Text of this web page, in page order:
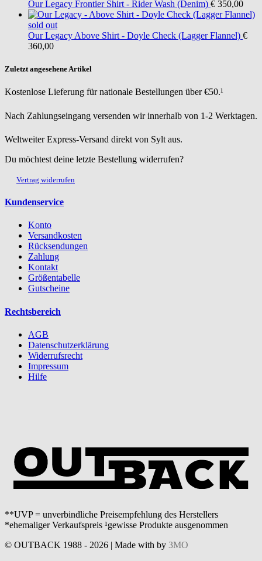
Our Legacy Frontier Shirt - Rider Wash (Denim) € 350,00
sold out
Our Legacy Above Shirt - Doyle Check (Lagger Flannel) €
360,00
Zuletzt angesehene Artikel
Kostenlose Lieferung für nationale Bestellungen über €50.¹
Nach Zahlungseingang versenden wir innerhalb von 1-2 Werktagen.
Weltweiter Express-Versand direkt von Sylt aus.
Du möchtest deine letzte Bestellung widerrufen?
Vertrag widerrufen
Kundenservice
Konto
Versandkosten
Rücksendungen
Zahlung
Kontakt
Größentabelle
Gutscheine
Rechtsbereich
AGB
Datenschutzerklärung
Widerrufsrecht
Impressum
Hilfe
**UVP = unverbindliche Preisempfehlung des Herstellers
*ehemaliger Verkaufspreis ¹gewisse Produkte ausgenommen
© OUTBACK 1988 - 2026 | Made with by 3MO